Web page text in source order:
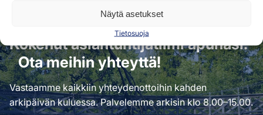
Näytä asetukset
Tietosuoja
Kokenut asiantuntijatiimi apunasi.
Ota meihin yhteyttä!
Vastaamme kaikkiin yhteydenottoihin kahden
arkipäivän kuluessa. Palvelemme arkisin klo 8.00–15.00.